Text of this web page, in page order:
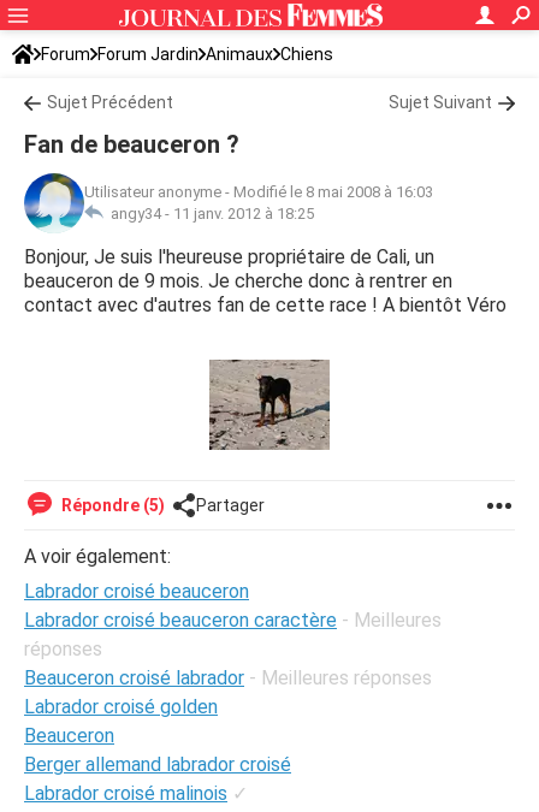
Forum Forum Jardin Animaux Chiens
Sujet Précédent Sujet Suivant
Fan de beauceron ?
Utilisateur anonyme - Modifié le 8 mai 2008 à 16:03
angy34 - 11 janv. 2012 à 18:25
Bonjour, Je suis l'heureuse propriétaire de Cali, un
beauceron de 9 mois. Je cherche donc à rentrer en
contact avec d'autres fan de cette race ! A bientôt Véro
Répondre (5) Partager
A voir également:
Labrador croisé beauceron
Labrador croisé beauceron caractère - Meilleures
réponses
Beauceron croisé labrador - Meilleures réponses
Labrador croisé golden
Beauceron
Berger allemand labrador croisé
Labrador croisé malinois ✓